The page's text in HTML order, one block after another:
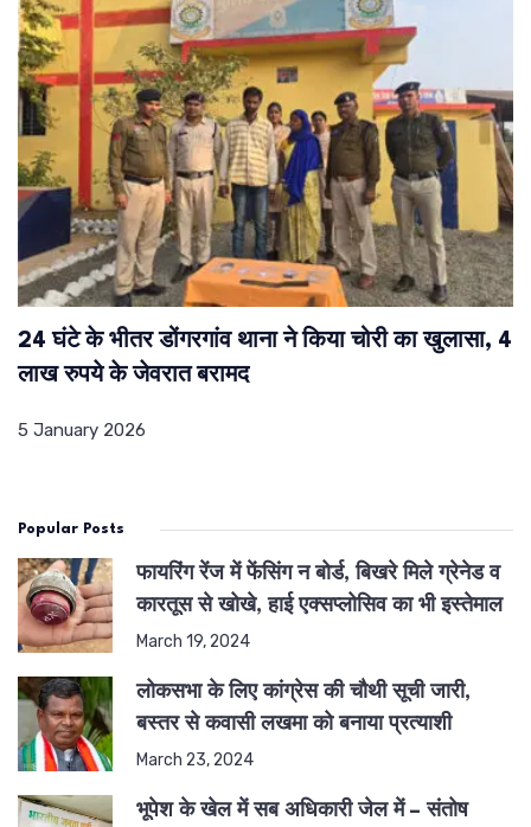
24 घंटे के भीतर डोंगरगांव थाना ने किया चोरी का खुलासा, 4
लाख रुपये के जेवरात बरामद
5 January 2026
Popular Posts
फायरिंग रेंज में फेंसिंग न बोर्ड, बिखरे मिले ग्रेनेड व
कारतूस से खोखे, हाई एक्सप्लोसिव का भी इस्तेमाल
March 19, 2024
लोकसभा के लिए कांग्रेस की चौथी सूची जारी,
बस्तर से कवासी लखमा को बनाया प्रत्याशी
March 23, 2024
भूपेश के खेल में सब अधिकारी जेल में – संतोष